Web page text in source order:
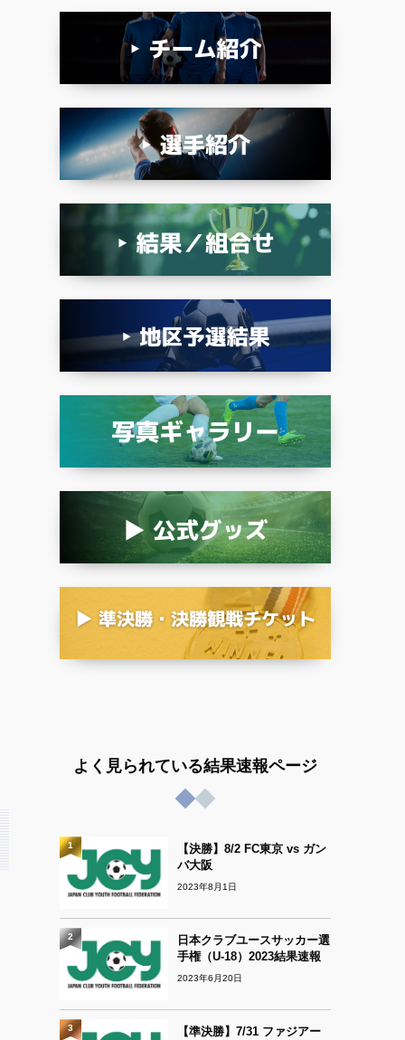
よく見られている結果速報ページ
【決勝】8/2 FC東京 vs ガン
バ大阪
2023年8月1日
1
日本クラブユースサッカー選
手権（U-18）2023結果速報
2023年6月20日
2
【準決勝】7/31 ファジアー
3